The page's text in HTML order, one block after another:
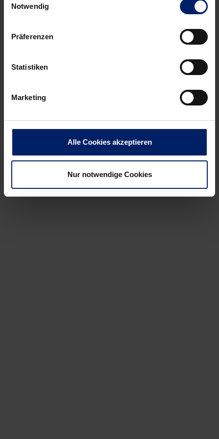
Notwendig
Präferenzen
Statistiken
Marketing
Alle Cookies akzeptieren
Nur notwendige Cookies
ZUM FANSHOP